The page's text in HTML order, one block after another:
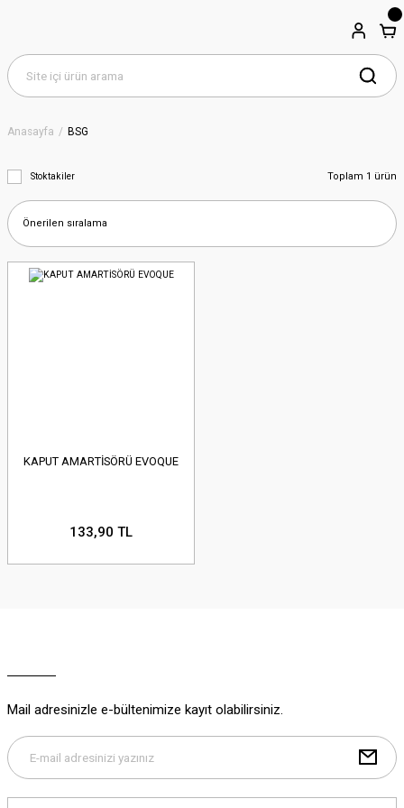
Anasayfa BSG
Stoktakiler Toplam 1 ürün
KAPUT AMARTİSÖRÜ EVOQUE
133,90 TL
Mail adresinizle e-bültenimize kayıt olabilirsiniz.